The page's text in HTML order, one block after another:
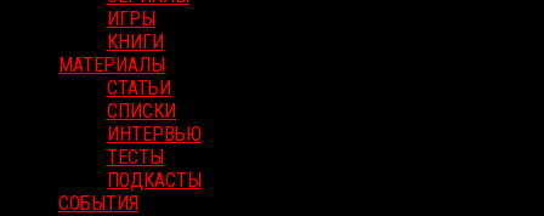
ИГРЫ
КНИГИ
МАТЕРИАЛЫ
СТАТЬИ
СПИСКИ
ИНТЕРВЬЮ
ТЕСТЫ
ПОДКАСТЫ
СОБЫТИЯ